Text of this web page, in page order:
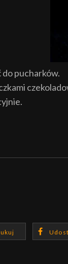
do pucharków.